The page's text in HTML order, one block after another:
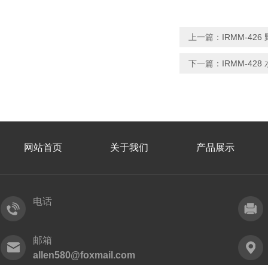
上一篇： IRMM-426
下一篇： IRMM-428
网站首页 关于我们 产品展示
电话
邮箱
allen580@foxmail.com